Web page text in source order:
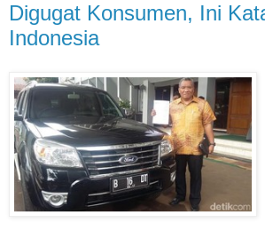
Digugat Konsumen, Ini
Indonesia